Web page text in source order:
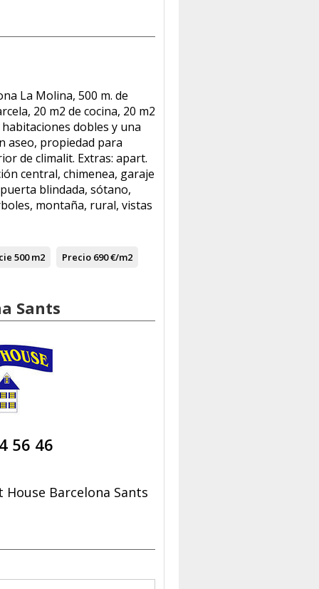
La Molina, 500 m. de
20 m2 de cocina, 20 m2
dobles y una
aseo, propiedad para
de climalit. Extras: apart.
central, chimenea, garaje
blindada, sótano,
montaña, rural, vistas
500 m2 Precio 690 €/m2
Sants
56 46
Barcelona Sants